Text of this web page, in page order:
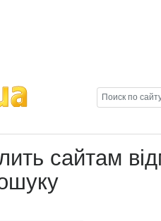
сайтам